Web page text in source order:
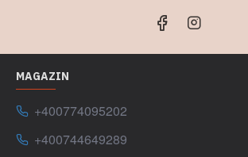
MAGAZIN
+400774095202
+400744649289